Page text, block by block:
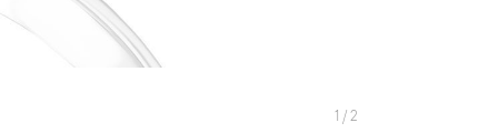
1 / 2